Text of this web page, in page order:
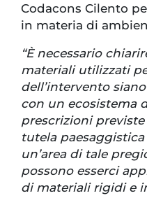
Codacons Cilento
in materia di
“È necessario
materiali utilizzati
dell’intervento
con un ecosistema
prescrizioni
tutela
un’area di tale
possono esserci
di materiali rigidi e